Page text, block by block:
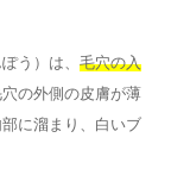
う）は、 毛穴の入
の外側の皮膚が薄
に溜まり、白いブ